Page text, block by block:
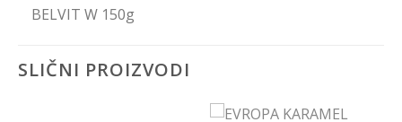
BELVIT W 150g
SLIČNI PROIZVODI